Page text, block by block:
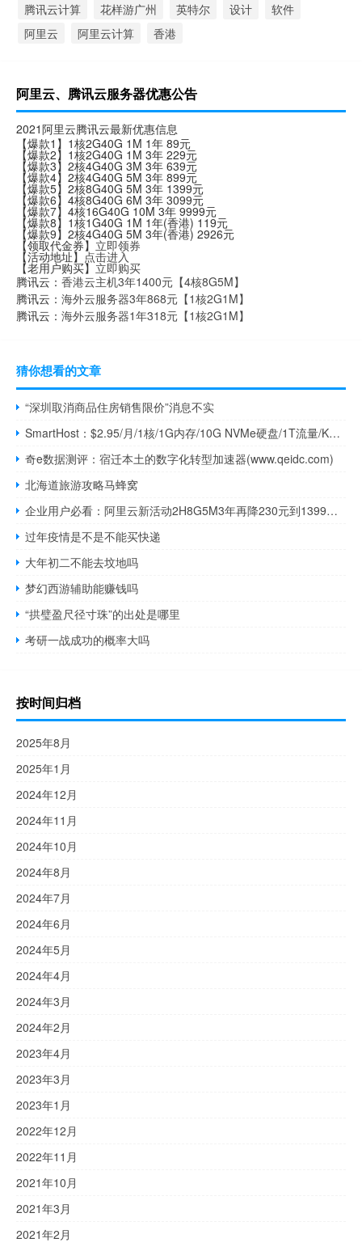
腾讯云计算
花样游广州 英特尔 设计
软件
阿里云
阿里云计算 香港
阿里云、腾讯云服务器优惠公告
2021阿里云腾讯云最新优惠信息
【爆款1】1核2G40G 1M 1年 89元
【爆款2】1核2G40G 1M 3年 229元
【爆款3】2核4G40G 3M 3年 639元
【爆款4】2核4G40G 5M 3年 899元
【爆款5】2核8G40G 5M 3年 1399元
【爆款6】4核8G40G 6M 3年 3099元
【爆款7】4核16G40G 10M 3年 9999元
【爆款8】1核1G40G 1M 1年(香港) 119元
【爆款9】2核4G40G 5M 3年(香港) 2926元
【领取代金券】 立即领券
【活动地址】 点击进入
【老用户购买】立即购买
腾讯云： 香港云主机3年1400元【4核8G5M】
腾讯云： 海外云服务器3年868元【1核2G1M】
腾讯云： 海外云服务器1年318元【1核2G1M】
猜你想看的文章
“深圳取消商品住房销售限价”消息不实
SmartHost：$2.95/月/1核/1G内存/10G NVMe硬盘/1T流量/KVM/洛杉矶/拉斯维加斯
奇e数据测评：宿迁本土的数字化转型加速器(www.qeidc.com)
北海道旅游攻略马蜂窝
企业用户必看：阿里云新活动2H8G5M3年再降230元到1399元，心动了吗
过年疫情是不是不能买快递
大年初二不能去坟地吗
梦幻西游辅助能赚钱吗
“拱璧盈尺径寸珠”的出处是哪里
考研一战成功的概率大吗
按时间归档
2025年8月
2025年1月
2024年12月
2024年11月
2024年10月
2024年8月
2024年7月
2024年6月
2024年5月
2024年4月
2024年3月
2024年2月
2023年4月
2023年3月
2023年1月
2022年12月
2022年11月
2021年10月
2021年3月
2021年2月